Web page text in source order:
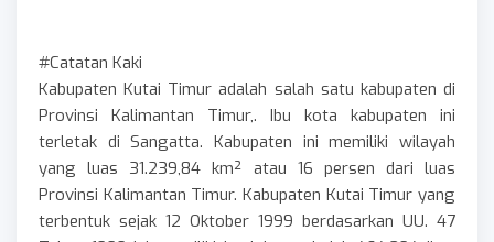
#Catatan Kaki
Kabupaten Kutai Timur adalah salah satu kabupaten di
Provinsi Kalimantan Timur,. Ibu kota kabupaten ini
terletak di Sangatta. Kabupaten ini memiliki wilayah
yang luas 31.239,84 km² atau 16 persen dari luas
Provinsi Kalimantan Timur. Kabupaten Kutai Timur yang
terbentuk sejak 12 Oktober 1999 berdasarkan UU. 47